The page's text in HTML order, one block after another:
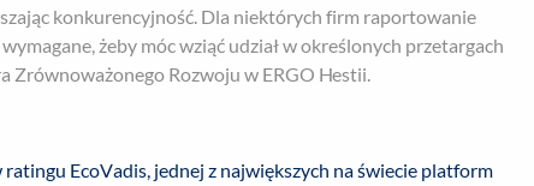
konkurencyjność. Dla niektórych firm raportowanie
żeby móc wziąć udział w określonych przetargach
Rozwoju w ERGO Hestii.
EcoVadis, jednej z największych na świecie platform